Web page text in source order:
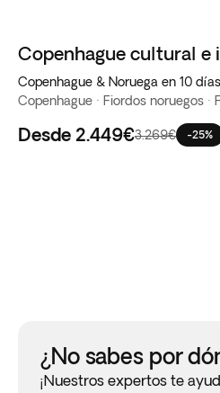
Copenhague cultural e
Copenhague & Noruega en 10 días
Desde 2.449€3.269€ -25%
¿No sabes por
¡Nuestros expertos te